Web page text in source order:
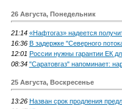
26 Августа, Понедельник
21:14 «Нафтогаз» надеется
16:36 В задержке "Северного
12:01 России нужны гарантии ЕК
08:34 "Саратовгаз" напоминает:
25 Августа, Воскресенье
13:26 Назван срок продления